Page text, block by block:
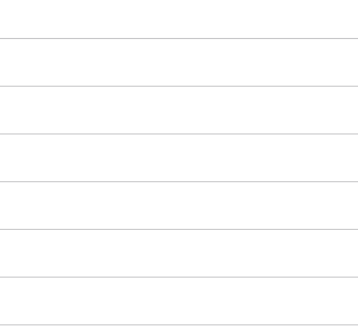
K načtení služby Google Maps
to trackers that are not disclosed to